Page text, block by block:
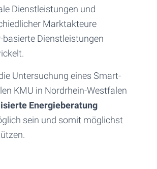
Dienstleistungen und
Marktakteure
Dienstleistungen
Untersuchung eines Smart-
KMU in Nordrhein-Westfalen
Energieberatung
sein und somit möglichst